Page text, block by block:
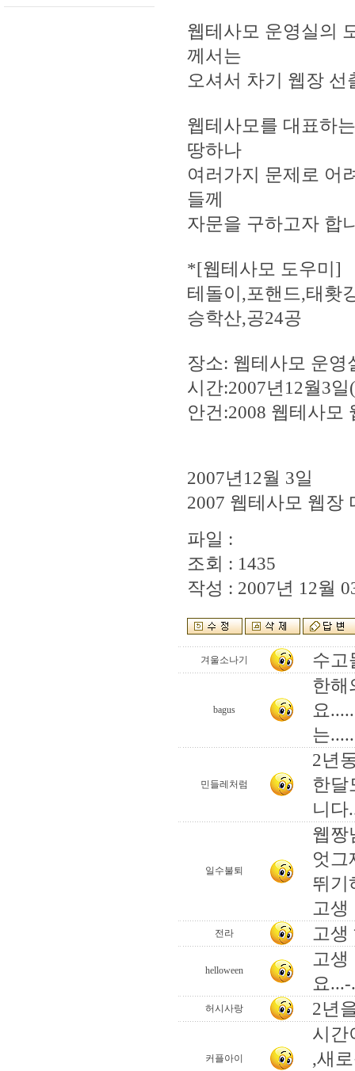
웹테사모 운영실의
께서는
오셔서 차기 웹장 선
웹테사모를 대표하
땅하나
여러가지 문제로 어
들께
자문을 구하고자 합
*[웹테사모 도우미]
테돌이,포핸드,태홧
승학산,공24공
장소: 웹테사모 운영
시간:2007년12월3
안건:2008 웹테사모
2007년12월 3일
2007 웹테사모 웹장
파일 :
조회 : 1435
작성 : 2007년 12월
겨울소나기 수고
bagus
한
요
는
민들레처럼
2년
한달
니다
일수불퇴
웹짱
엇
뛰기
고생
전라 고생
helloween
고
요
허시사랑 2년
커플아이
시간
,새